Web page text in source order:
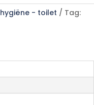
hygiëne - toilet
Tag: